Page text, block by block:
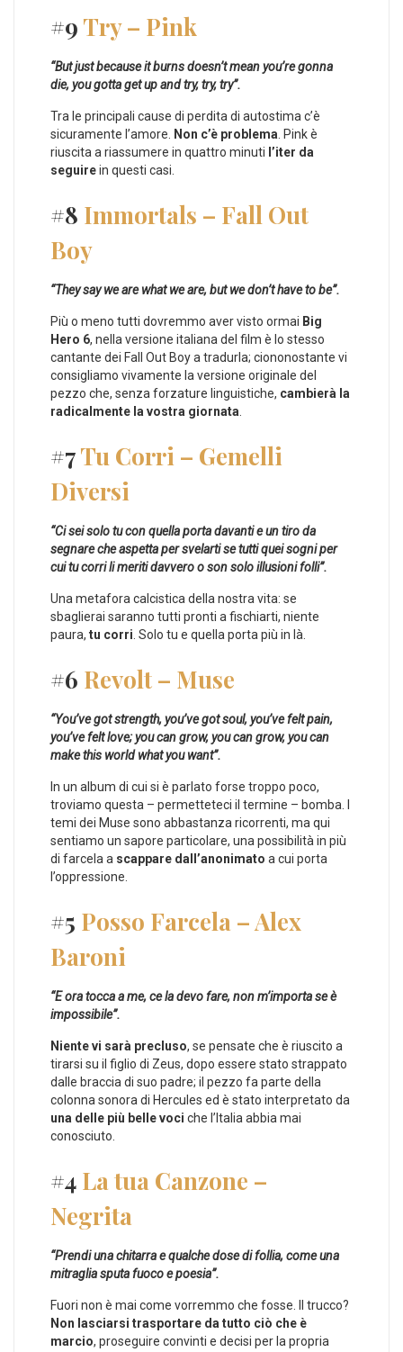
#9 Try – Pink
“But just because it burns doesn’t mean you’re gonna
die, you gotta get up and try, try, try”.
Tra le principali cause di perdita di autostima c’è
sicuramente l’amore. Non c’è problema. Pink è
riuscita a riassumere in quattro minuti l’iter da
seguirein questi casi.
#8 Immortals – Fall Out
Boy
“They say we are what we are, but we don’t have to be”.
Più o meno tutti dovremmo aver visto ormai Big
Hero 6, nella versione italiana del film è lo stesso
cantante dei Fall Out Boy a tradurla; ciononostante vi
consigliamo vivamente la versione originale del
pezzo che, senza forzature linguistiche, cambierà la
radicalmente la vostra giornata.
#7Tu Corri – Gemelli
Diversi
“Ci sei solo tu con quella porta davanti e un tiro da
segnare che aspetta per svelarti se tutti quei sogni per
cui tu corri li meriti davvero o son solo illusioni folli”.
Una metafora calcistica della nostra vita: se
sbaglierai saranno tutti pronti a fischiarti, niente
paura, tu corri. Solo tu e quella porta più in là.
#6 Revolt – Muse
“You’ve got strength, you’ve got soul, you’ve felt pain,
you’ve felt love; you can grow, you can grow, you can
make this world what you want”.
In un album di cui si è parlato forse troppo poco,
troviamo questa – permetteteci il termine – bomba. I
temi dei Muse sono abbastanza ricorrenti, ma qui
sentiamo un sapore particolare, una possibilità in più
di farcela a scappare dall’anonimato a cui porta
l’oppressione.
#5 Posso Farcela – Alex
Baroni
“E ora tocca a me, ce la devo fare, non m’importa se è
impossibile”.
Niente vi sarà precluso, se pensate che è riuscito a
tirarsi su il figlio di Zeus, dopo essere stato strappato
dalle braccia di suo padre; il pezzo fa parte della
colonna sonora di Hercules ed è stato interpretato da
una delle più belle voci che l’Italia abbia mai
conosciuto.
#4 La tua Canzone –
Negrita
“Prendi una chitarra e qualche dose di follia, come una
mitraglia sputa fuoco e poesia”.
Fuori non è mai come vorremmo che fosse. Il trucco?
Non lasciarsi trasportare da tutto ciò che è
marcio, proseguire convinti e decisi per la propria